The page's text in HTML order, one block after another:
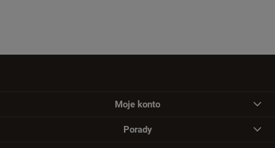
Moje konto
Porady